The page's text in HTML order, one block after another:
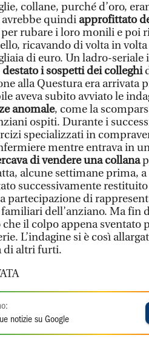
collane, purché d’oro,
quindi approfittato
rubare i loro monili e poi
ricavando di volta in
di euro. Un ladro-seriale
destato i sospetti dei colleghi
alla Questura era arrivata
aveva subito avviato le
anomale, come la
ospiti. Durante i
specializzati in
mentre entrava in
di vendere una collana
alcune settimane prima,
successivamente
partecipazione di
dell’anziano. Ma fin
il colpo appena sventato
L’indagine si è così
di altri furti.
notizie su Google